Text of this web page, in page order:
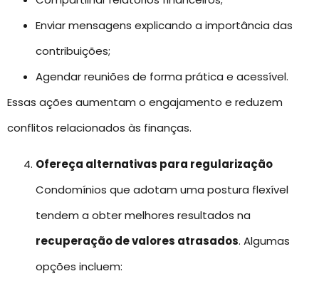
Enviar mensagens explicando a importância das
contribuições;
Agendar reuniões de forma prática e acessível.
Essas ações aumentam o engajamento e reduzem
conflitos relacionados às finanças.
Ofereça alternativas para regularização
Condomínios que adotam uma postura flexível
tendem a obter melhores resultados na
recuperação de valores atrasados. Algumas
opções incluem: